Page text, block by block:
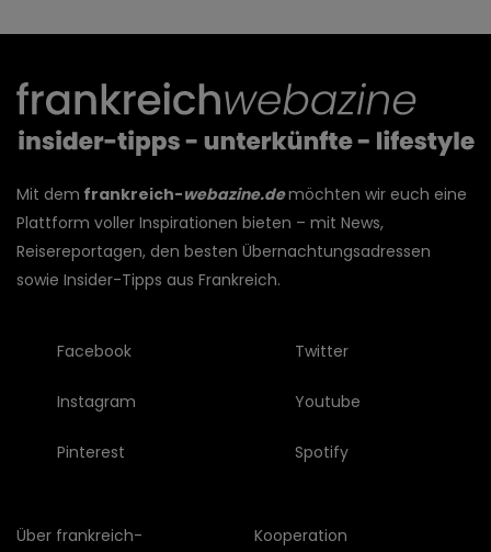
Mit dem frankreich-webazine.demöchten wir euch eine
Plattform voller Inspirationen bieten – mit News,
Reisereportagen, den besten Übernachtungsadressen
sowie Insider-Tipps aus Frankreich.
Facebook
Instagram
Pinterest
Twitter
Youtube
Spotify
Über frankreich- Kooperation